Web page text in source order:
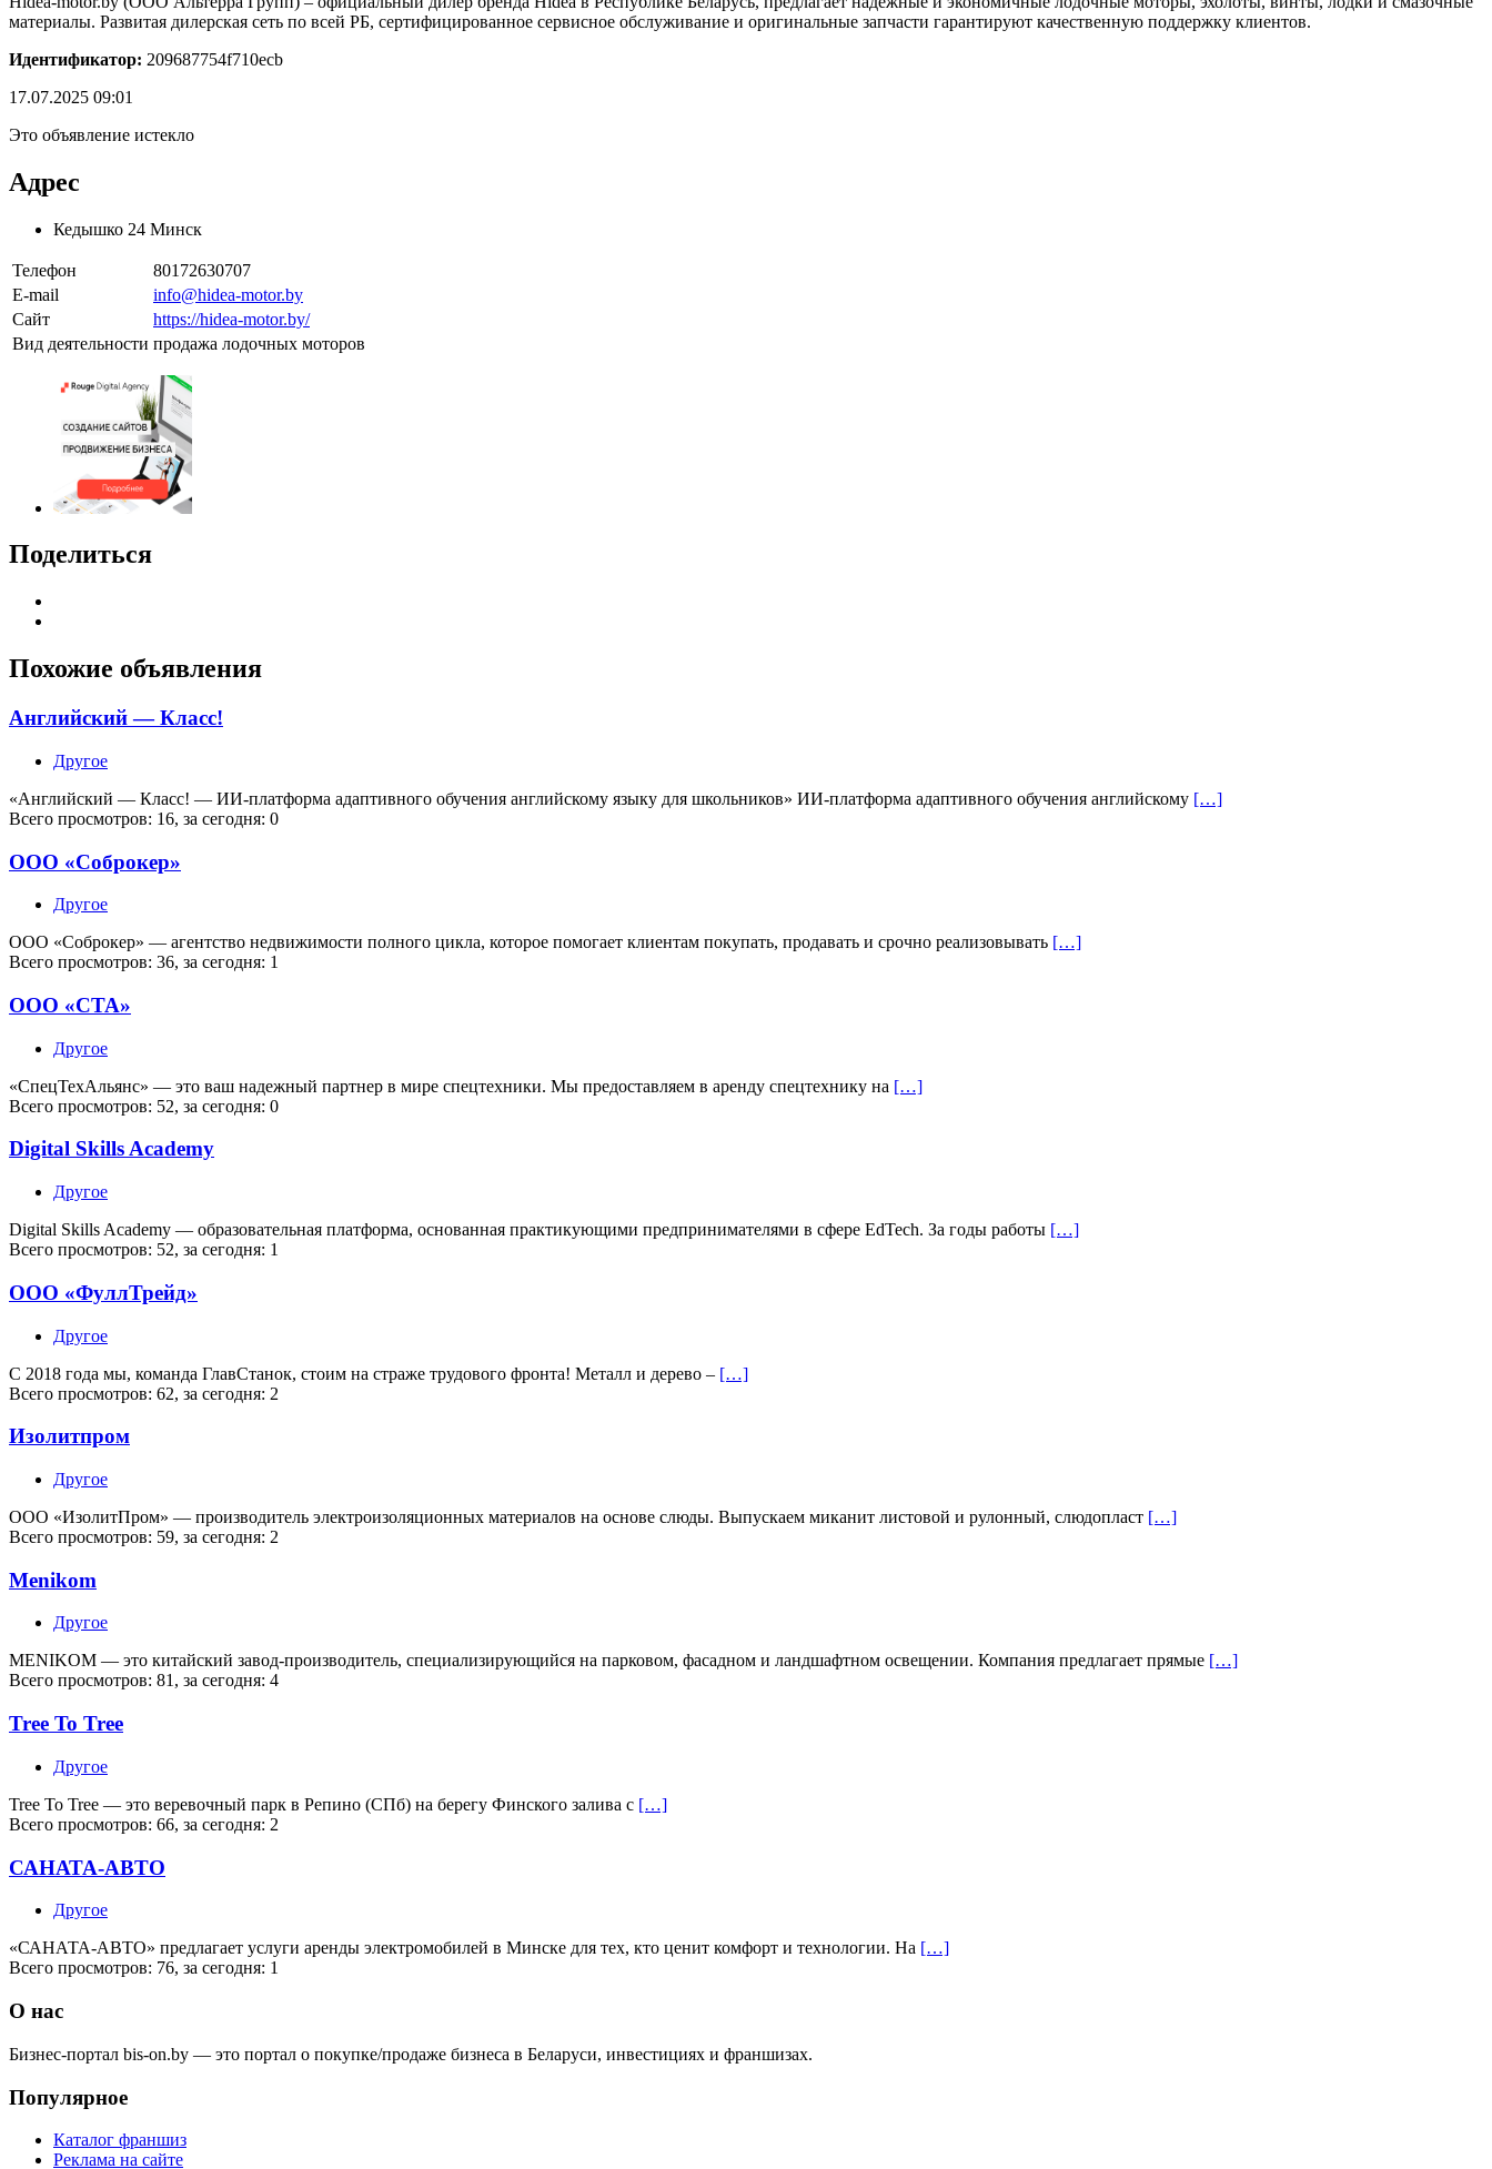
материалы. Развитая дилерская сеть по всей РБ, сертифицированное сервисное обслуживание и оригинальные запчасти гарантируют качественную поддержку клиентов.
Идентификатор: 209687754f710ecb
17.07.2025 09:01
Это объявление истекло
Адрес
Кедышко 24 Минск
Телефон
80172630707
E-mail
info@hidea-motor.by
Сайт
https://hidea-motor.by/
Вид деятельности продажа лодочных моторов
Поделиться
Похожие объявления
Английский — Класс!
Другое
«Английский — Класс! — ИИ-платформа адаптивного обучения английскому языку для школьников» ИИ-платформа адаптивного обучения английскому […]
Всего просмотров: 16, за сегодня: 0
ООО «Соброкер»
Другое
ООО «Соброкер» — агентство недвижимости полного цикла, которое помогает клиентам покупать, продавать и срочно реализовывать […]
Всего просмотров: 36, за сегодня: 1
ООО «СТА»
Другое
«СпецТехАльянс» — это ваш надежный партнер в мире спецтехники. Мы предоставляем в аренду спецтехнику на […]
Всего просмотров: 52, за сегодня: 0
Digital Skills Academy
Другое
Digital Skills Academy — образовательная платформа, основанная практикующими предпринимателями в сфере EdTech. За годы работы […]
Всего просмотров: 52, за сегодня: 1
ООО «ФуллТрейд»
Другое
С 2018 года мы, команда ГлавСтанок, стоим на страже трудового фронта! Металл и дерево – […]
Всего просмотров: 62, за сегодня: 2
Изолитпром
Другое
ООО «ИзолитПром» — производитель электроизоляционных материалов на основе слюды. Выпускаем миканит листовой и рулонный, слюдопласт […]
Всего просмотров: 59, за сегодня: 2
Menikom
Другое
MENIKOM — это китайский завод-производитель, специализирующийся на парковом, фасадном и ландшафтном освещении. Компания предлагает прямые […]
Всего просмотров: 81, за сегодня: 4
Tree To Tree
Другое
Tree To Tree — это веревочный парк в Репино (СПб) на берегу Финского залива с […]
Всего просмотров: 66, за сегодня: 2
САНАТА-АВТО
Другое
«САНАТА-АВТО» предлагает услуги аренды электромобилей в Минске для тех, кто ценит комфорт и технологии. На […]
Всего просмотров: 76, за сегодня: 1
О нас
Бизнес-портал bis-on.by — это портал о покупке/продаже бизнеса в Беларуси, инвестициях и франшизах.
Популярное
Каталог франшиз
Реклама на сайте